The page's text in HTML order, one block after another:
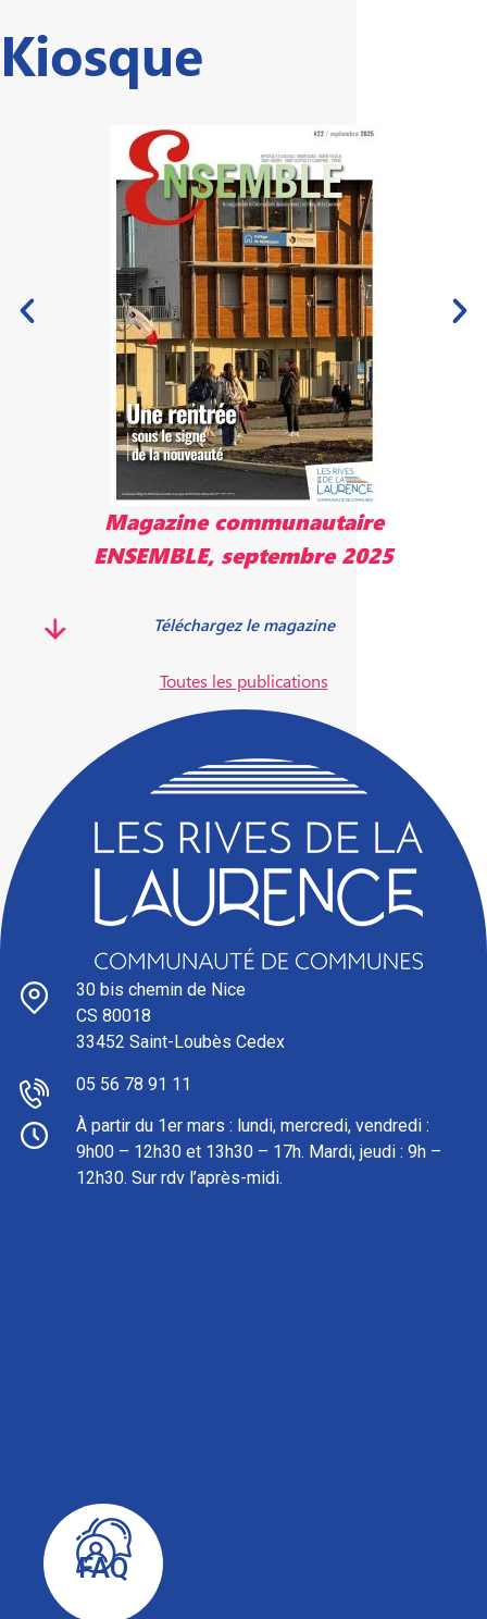
30 bis chemin de Nice
CS 80018
33452 Saint-Loubès Cedex
05 56 78 91 11
À partir du 1er mars : l undi, mercredi, vendredi :
9h00 – 12h30 et 13h30 – 17h. Mardi, jeudi : 9h –
12h30. Sur rdv l’après-midi.
FAQ
Kiosque
Magazine communautaire
ENSEMBLE, septembre 2025
Téléchargez le magazine
Toutes les publications